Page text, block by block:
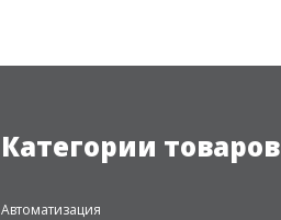
Категории товаров
Автоматизация